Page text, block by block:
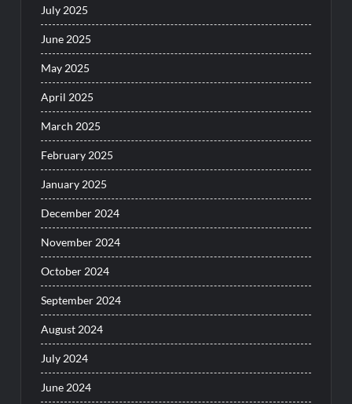
July 2025
June 2025
May 2025
April 2025
March 2025
February 2025
January 2025
December 2024
November 2024
October 2024
September 2024
August 2024
July 2024
June 2024